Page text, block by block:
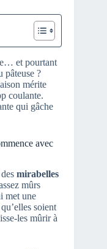
et pourtant
pâteuse ?
mérite
coulante.
qui gâche
avec
mirabelles
mûrs
met une
soient
les mûrir à